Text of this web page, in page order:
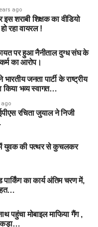
ago
शराबी शिक्षक का वीडियो
रहा वायरल !
पर हुआ नैनीताल दुग्ध संघ के
का आरोप।
जनता पार्टी के राष्ट्रीय
किया भव्य स्वागत…
ago
रचिता जुयाल ने निजी
में युवक की पत्थर से कुचलकर
का कार्य अंतिम चरण में,
पहुंचा मोबाइल माफिया गैंग ,